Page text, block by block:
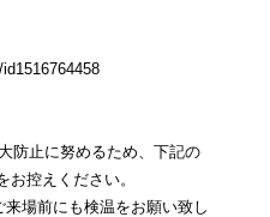
防止に努めるため、下記の
控えください。
場前にも検温をお願い致し